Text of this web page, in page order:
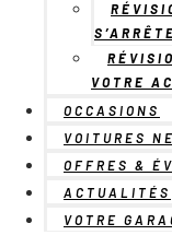
VOTRE
OCCASIONS
VOITURES
OFFRES &
ACTUALITÉS
VOTRE